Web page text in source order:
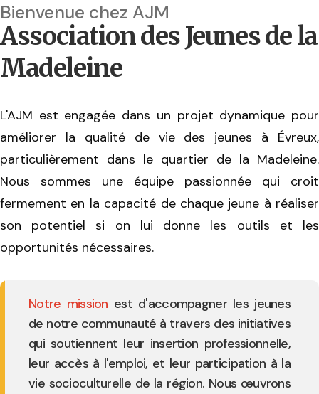
Bienvenue chez AJM
Association des Jeunes de la
Madeleine
L'AJM est engagée dans un projet dynamique pour
améliorer la qualité de vie des jeunes à Évreux,
particulièrement dans le quartier de la Madeleine.
Nous sommes une équipe passionnée qui croit
fermement en la capacité de chaque jeune à réaliser
son potentiel si on lui donne les outils et les
opportunités nécessaires.
Notre mission est d'accompagner les jeunes
de notre communauté à travers des initiatives
qui soutiennent leur insertion professionnelle,
leur accès à l'emploi, et leur participation à la
vie socioculturelle de la région. Nous œuvrons